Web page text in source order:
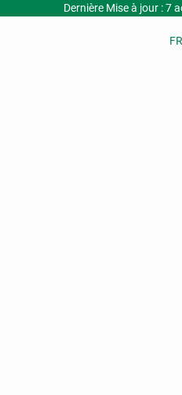
Dernière Mise à jour : 7
FR